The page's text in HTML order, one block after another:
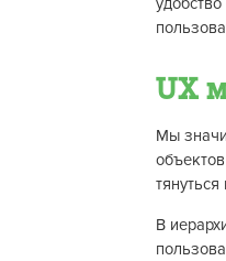
UX
Мы
В